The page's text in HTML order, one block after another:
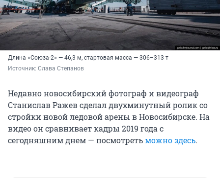
Длина «Союза-2» — 46,3 м, стартовая масса — 306–313 т
Источник: Слава Степанов
Недавно новосибирский фотограф и видеограф
Станислав Ражев сделал двухминутный ролик со
стройки новой ледовой арены в Новосибирске. На
видео он сравнивает кадры 2019 года с
сегодняшним днем — посмотретьможно здесь.